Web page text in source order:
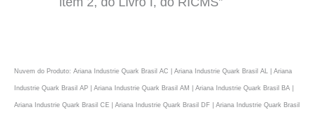
Nuvem do Produto: Ariana Industrie Quark Brasil AC | Ariana Industrie Quark Brasil AL | Ariana
Industrie Quark Brasil AP | Ariana Industrie Quark Brasil AM | Ariana Industrie Quark Brasil BA |
Ariana Industrie Quark Brasil CE | Ariana Industrie Quark Brasil DF | Ariana Industrie Quark Brasil